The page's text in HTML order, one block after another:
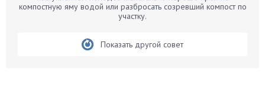
Бегония
компостную яму водой или разбросать созревший компост по
участку.
Показать другой совет